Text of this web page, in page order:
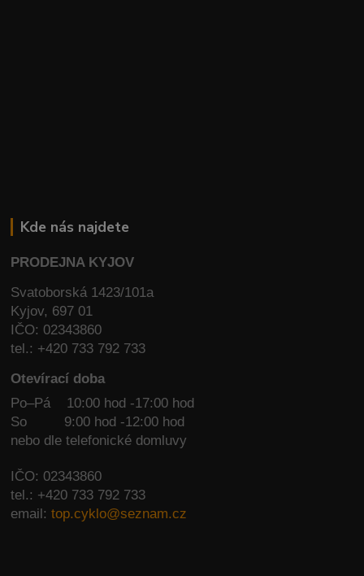
Kde nás najdete
PRODEJNA KYJOV
Svatoborská 1423/101a
Kyjov, 697 01
IČO: 02343860
tel.: +420 733 792 733
Otevírací doba
Po–Pá 10:00 hod -17:00 hod
So
9:00 hod -12:00 hod
nebo dle telefonické domluvy
IČO: 02343860
tel.: +420 733 792 733
email:top.cyklo@seznam.cz